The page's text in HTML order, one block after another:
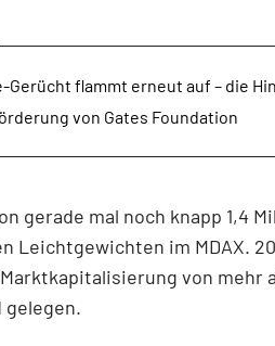
Gerücht flammt erneut auf – die
von Gates Foundation
gerade mal noch knapp 1,4
Leichtgewichten im MDAX.
von mehr
gelegen.